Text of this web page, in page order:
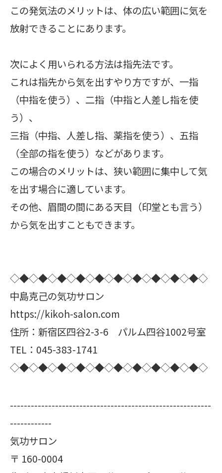
この発気法のメリットは、体の広い範囲に気を
放射できることにあります。
次によく用いられる方法は指先法です。
これは指先から気を出すやり方ですが、一指
（中指を使う）、二指（中指と人差し指を使
う）、
三指（中指、人差し指、薬指を使う）、五指
（全部の指を使う）などがあります。
この場合のメリットは、狭い範囲に集中して気
を出す場合に適しています。
その他、眉間の間にある天目（印堂とも言う）
から気を出すこともできます。
◇◆◇◆◇◆◇◆◇◆◇◆◇◆◇◆◇◆◇◆◇
中島克己の気功サロン
https://kikoh-salon.com
住所：新宿区四谷2-3-6 パルム四谷1002号室
TEL：045-383-1741
◇◆◇◆◇◆◇◆◇◆◇◆◇◆◇◆◇◆◇◆◇
----------------------------------------------------------
------------
気功サロン
〒 160-0004